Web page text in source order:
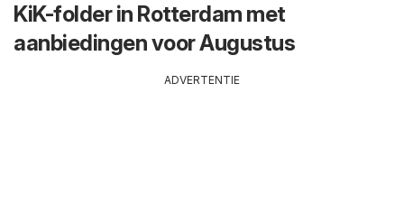
KiK-folder in Rotterdam met
aanbiedingen voor Augustus
ADVERTENTIE